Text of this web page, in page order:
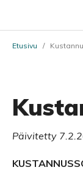
Etusivu /
Päivitetty